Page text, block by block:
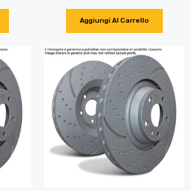
Aggiungi Al Carrello